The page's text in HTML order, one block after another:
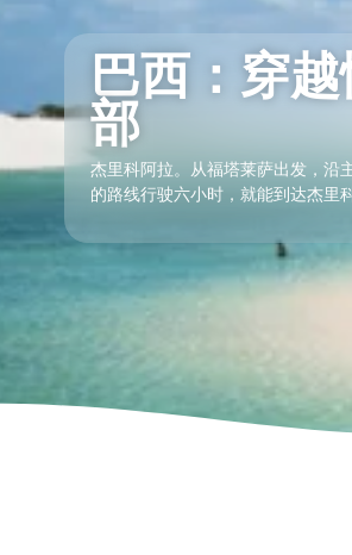
巴西：穿
部
杰里科阿拉。从福塔莱萨出发，沿
的路线行驶六小时，就能到达杰里